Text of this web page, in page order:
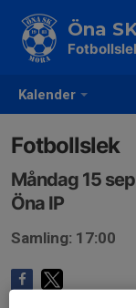
Kalender
Öna
Fotbollslek
Måndag 15
Öna IP
Samling: 17:00